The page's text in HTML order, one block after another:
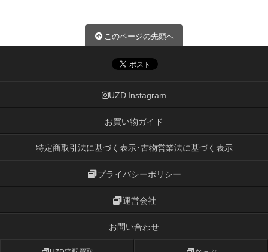
このページの先頭へ
UZD Instagram
お買い物ガイド
特定商取引法に基づく表示・古物営業法に基づく表示
プライバシーポリシー
運営会社
お問い合わせ